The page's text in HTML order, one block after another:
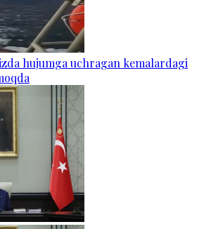
hujumga uchragan kemalardagi